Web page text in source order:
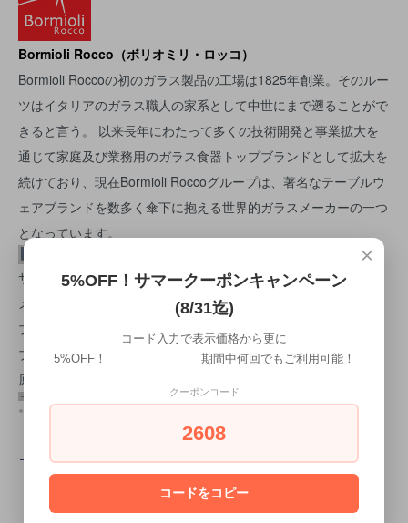
Bormioli Rocco（ボリオミリ・ロッコ）
Bormioli Roccoの初のガラス製品の工場は1825年創業。そのルー
ツはイタリアのガラス職人の家系として中世にまで遡ることがで
きると言う。 以来長年にわたって多くの技術開発と事業拡大を
通じて家庭及び業務用のガラス食器トップブランドとして拡大を
続けており、現在Bormioli Roccoグループは、著名なテーブルウ
ェアブランドを数多く傘下に抱える世界的ガラスメーカーの一つ
となっています。
サイズ：9.6Ｈ×8.2Φ（cm） 235ml
メーカー：[Bormioli Rocco]
ブランド：[OSLO]
ブランド所在国:[イタリア]
原産国：[スペイン製]
●関連keyword：[カフェ] [おうちカフェ][ヨーロッパ] [耐熱][cafe][海のふた]
→画像のスプーンはこちら
×
5%OFF！サマークーポンキャンペーン
(8/31迄)
コード入力で表示価格から更に
5%OFF！ 期間中何回でもご利用可能！
クーポンコード
2608
コードをコピー